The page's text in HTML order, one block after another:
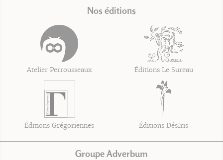
Nos éditions
Atelier Perrousseaux Éditions Le Sureau
Éditions Grégoriennes Éditions DésIris
Groupe Adverbum